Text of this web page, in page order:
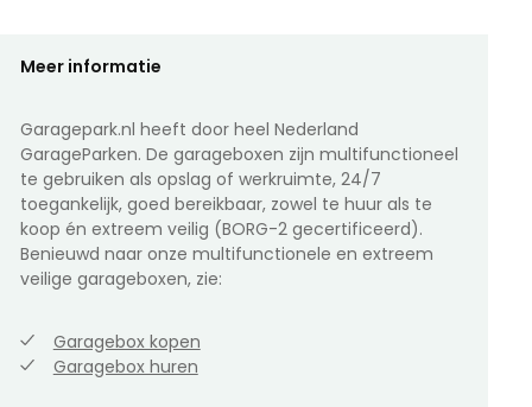
Meer informatie
Garagepark.nl heeft door heel Nederland
GarageParken. De garageboxen zijn multifunctioneel
te gebruiken als opslag of werkruimte, 24/7
toegankelijk, goed bereikbaar, zowel te huur als te
koop én extreem veilig (BORG-2 gecertificeerd).
Benieuwd naar onze multifunctionele en extreem
veilige garageboxen, zie:
Garagebox kopen
Garagebox huren